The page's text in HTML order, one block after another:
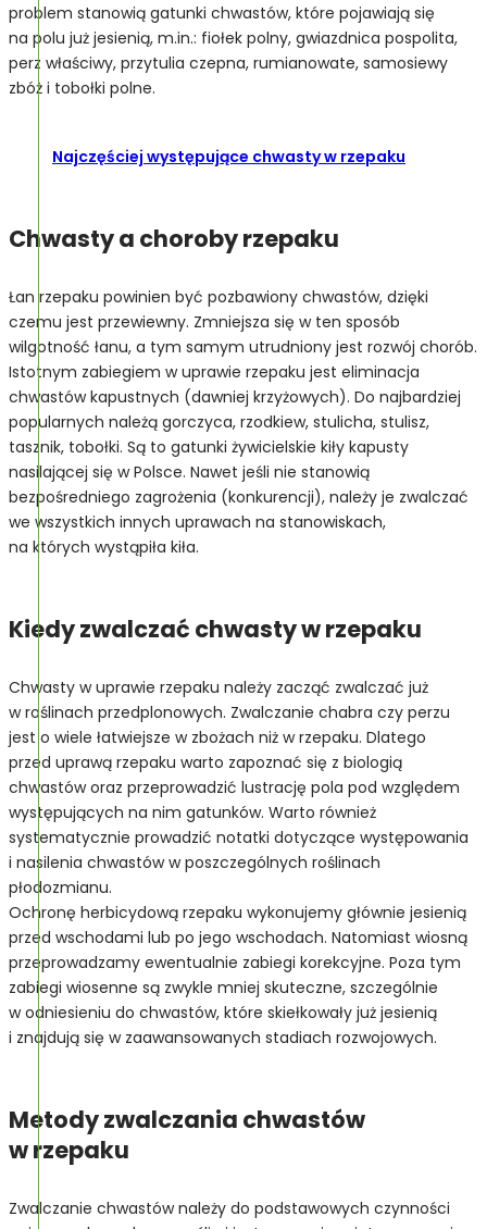
problem stanowią gatunki chwastów, które pojawiają się
na polu już jesienią, m.in.: fiołek polny, gwiazdnica pospolita,
perz właściwy, przytulia czepna, rumianowate, samosiewy
zbóż i tobołki polne.
Najczęściej występujące chwasty w rzepaku
Chwasty a choroby rzepaku
Łan rzepaku powinien być pozbawiony chwastów, dzięki
czemu jest przewiewny. Zmniejsza się w ten sposób
wilgotność łanu, a tym samym utrudniony jest rozwój chorób.
Istotnym zabiegiem w uprawie rzepaku jest eliminacja
chwastów kapustnych (dawniej krzyżowych). Do najbardziej
popularnych należą gorczyca, rzodkiew, stulicha, stulisz,
tasznik, tobołki. Są to gatunki żywicielskie kiły kapusty
nasilającej się w Polsce. Nawet jeśli nie stanowią
bezpośredniego zagrożenia (konkurencji), należy je zwalczać
we wszystkich innych uprawach na stanowiskach,
na których wystąpiła kiła.
Kiedy zwalczać chwasty w rzepaku
Chwasty w uprawie rzepaku należy zacząć zwalczać już
w roślinach przedplonowych. Zwalczanie chabra czy perzu
jest o wiele łatwiejsze w zbożach niż w rzepaku. Dlatego
przed uprawą rzepaku warto zapoznać się z biologią
chwastów oraz przeprowadzić lustrację pola pod względem
występujących na nim gatunków. Warto również
systematycznie prowadzić notatki dotyczące występowania
i nasilenia chwastów w poszczególnych roślinach
płodozmianu.
Ochronę herbicydową rzepaku wykonujemy głównie jesienią
przed wschodami lub po jego wschodach. Natomiast wiosną
przeprowadzamy ewentualnie zabiegi korekcyjne. Poza tym
zabiegi wiosenne są zwykle mniej skuteczne, szczególnie
w odniesieniu do chwastów, które skiełkowały już jesienią
i znajdują się w zaawansowanych stadiach rozwojowych.
Metody zwalczania chwastów
w rzepaku
Zwalczanie chwastów należy do podstawowych czynności